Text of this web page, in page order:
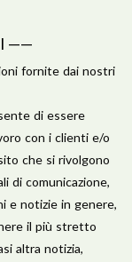
——
fornite dai nostri
di essere
con i clienti e/o
che si rivolgono
di comunicazione,
e notizie in genere,
il più stretto
altra notizia,